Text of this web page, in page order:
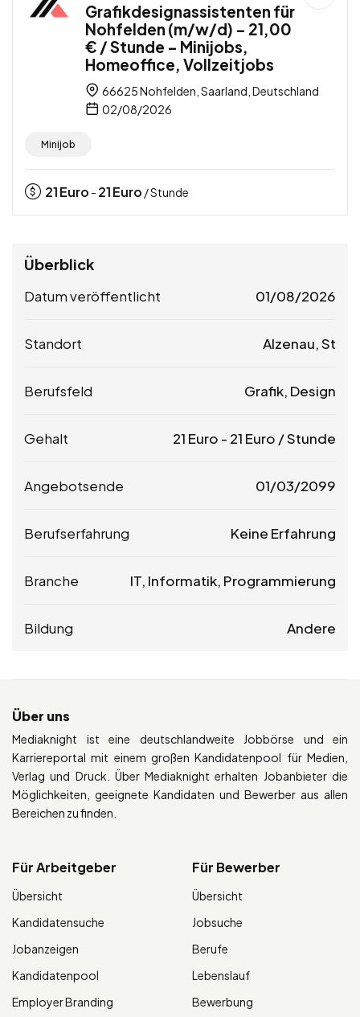
Grafikdesignassistenten für
Nohfelden (m/w/d) – 21,00
€ / Stunde – Minijobs,
Homeoffice, Vollzeitjobs
66625 Nohfelden, Saarland, Deutschland
02/08/2026
Minijob
21Euro - 21Euro / Stunde
Überblick
Datum veröffentlicht 01/08/2026
Standort Alzenau, St
Berufsfeld Grafik, Design
Gehalt 21 Euro - 21 Euro / Stunde
Angebotsende 01/03/2099
Berufserfahrung Keine Erfahrung
Branche IT, Informatik, Programmierung
Bildung Andere
Über uns
Mediaknight ist eine deutschlandweite Jobbörse und ein
Karriereportal mit einem großen Kandidatenpool für Medien,
Verlag und Druck. Über Mediaknight erhalten Jobanbieter die
Möglichkeiten, geeignete Kandidaten und Bewerber aus allen
Bereichen zu finden.
Für Arbeitgeber
Übersicht
Kandidatensuche
Jobanzeigen
Kandidatenpool
Employer Branding
Für Bewerber
Übersicht
Jobsuche
Berufe
Lebenslauf
Bewerbung